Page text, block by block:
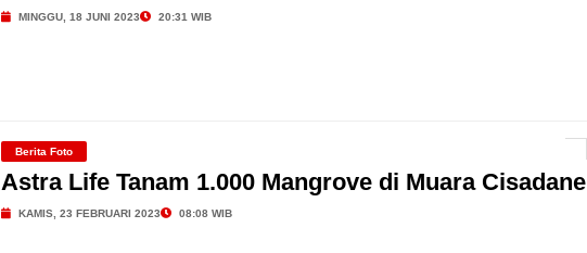
MINGGU, 18 JUNI 2023 20:31 WIB
Berita Foto
Astra Life Tanam 1.000 Mangrove di Muara Cisadane
KAMIS, 23 FEBRUARI 2023 08:08 WIB